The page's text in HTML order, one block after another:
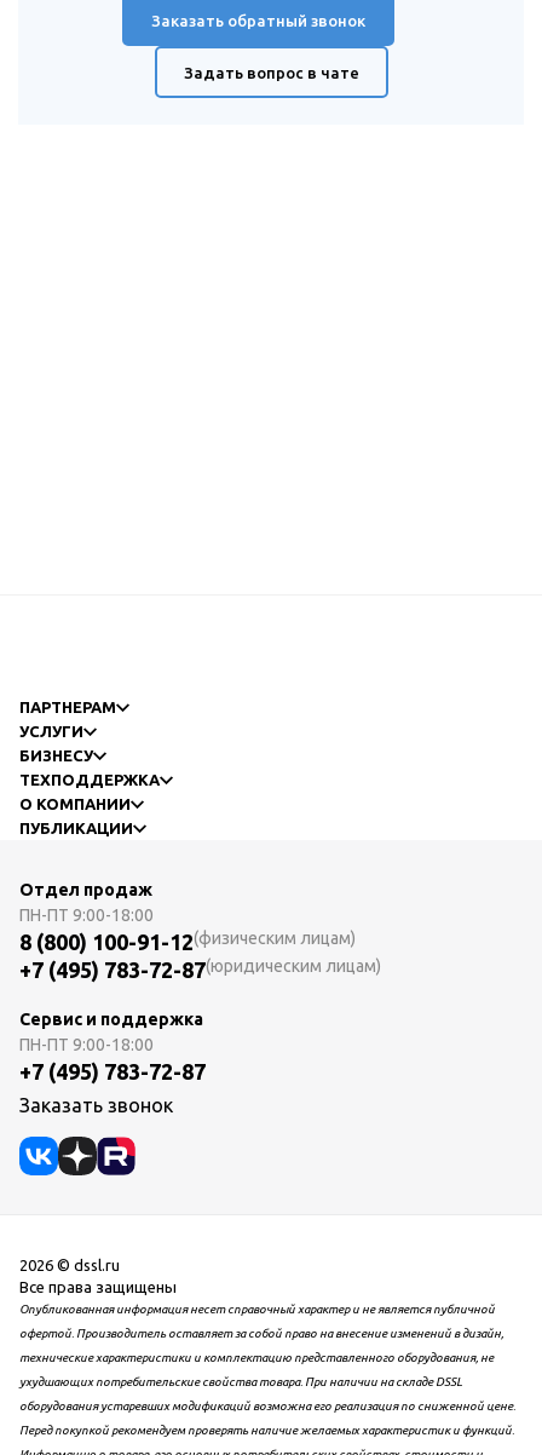
Заказать обратный звонок
Задать вопрос в чате
ПАРТНЕРАМ
УСЛУГИ
БИЗНЕСУ
ТЕХПОДДЕРЖКА
О КОМПАНИИ
ПУБЛИКАЦИИ
Отдел продаж
ПН-ПТ 9:00-18:00
8 (800) 100-91-12(физическим лицам)
+7 (495) 783-72-87(юридическим лицам)
Сервис и поддержка
ПН-ПТ 9:00-18:00
+7 (495) 783-72-87
Заказать звонок
2026 © dssl.ru
Все права защищены
Опубликованная информация несет справочный характер и не является публичной
офертой. Производитель оставляет за собой право на внесение изменений в дизайн,
технические характеристики и комплектацию представленного оборудования, не
ухудшающих потребительские свойства товара. При наличии на складе DSSL
оборудования устаревших модификаций возможна его реализация по сниженной цене.
Перед покупкой рекомендуем проверять наличие желаемых характеристик и функций.